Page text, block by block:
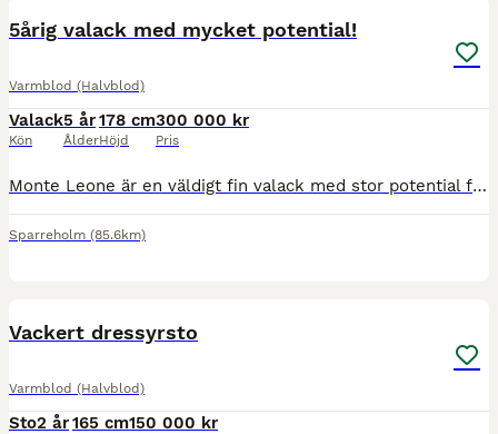
5årig valack med mycket potential!
Varmblod (Halvblod)
Valack
Kön
5 år
Ålder
178 cm
Höjd
300 000 kr
Pris
Monte Leone är en väldigt fin valack med stor potential for framtiden inom dressyren. Ger en härlig ridkänsla och har en fantastiskt fin galopp. Frisk, sund och röntgad. Okomplicerad i hantering. Pr
Sparreholm (85.6km)
Vackert dressyrsto
Varmblod (Halvblod)
Sto2 år165 cm150 000 kr